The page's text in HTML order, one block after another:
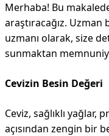
Merhaba! Bu
araştıracağız.
uzmanı olarak, size
sunmaktan
Cevizin Besin Değeri
Ceviz, sağlıklı
açısından zengin bir